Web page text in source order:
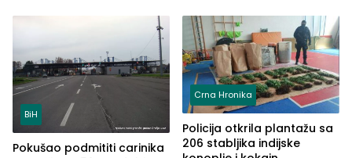
BiH
Pokušao podmititi carinika
Crna Hronika
Policija otkrila plantažu sa
206 stabljika indijske